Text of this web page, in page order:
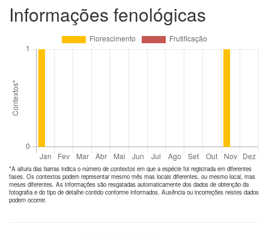
Informações fenológicas
*A altura das barras indica o número de contextos em que a espécie foi registrada em diferentes
fases. Os contextos podem representar mesmo mês mas locais diferentes, ou mesmo local, mas
meses diferentes. As informações são resgatadas automaticamente dos dados de obtenção da
fotografia e do tipo de detalhe contido conforme informados. Ausência ou incorreções nestes dados
podem ocorrer.